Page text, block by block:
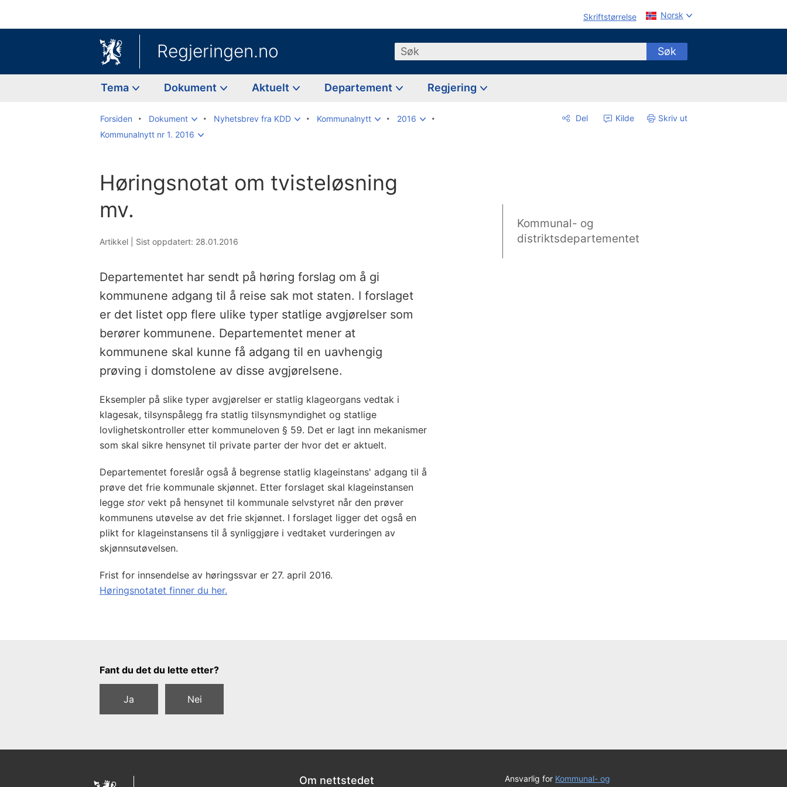
Skriftstørrelse Norsk
Regjeringen.no Søk Søk
Tema Dokument Aktuelt Departement Regjering
Forsiden Dokument Nyhetsbrev fra KDD Kommunalnytt
2016
Kommunalnytt nr 1. 2016
Del Kilde Skriv ut
Høringsnotat om tvisteløsning
mv.
Artikkel | Sist oppdatert: 28.01.2016
Departementet har sendt på høring forslag om å gi
kommunene adgang til å reise sak mot staten. I forslaget
er det listet opp flere ulike typer statlige avgjørelser som
berører kommunene. Departementet mener at
kommunene skal kunne få adgang til en uavhengig
prøving i domstolene av disse avgjørelsene.
Eksempler på slike typer avgjørelser er statlig klageorgans vedtak i
klagesak, tilsynspålegg fra statlig tilsynsmyndighet og statlige
lovlighetskontroller etter kommuneloven § 59. Det er lagt inn mekanismer
som skal sikre hensynet til private parter der hvor det er aktuelt.
Departementet foreslår også å begrense statlig klageinstans' adgang til å
prøve det frie kommunale skjønnet. Etter forslaget skal klageinstansen
legge storvekt på hensynet til kommunale selvstyret når den prøver
kommunens utøvelse av det frie skjønnet. I forslaget ligger det også en
plikt for klageinstansens til å synliggjøre i vedtaket vurderingen av
skjønnsutøvelsen.
Frist for innsendelse av høringssvar er 27. april 2016.
Høringsnotatet finner du her.
Kommunal- og
distriktsdepartementet
Tilbakemeldingsskjema
Fant du det du lette etter?
Ja Nei
Om nettstedet Ansvarlig for Kommunal- og